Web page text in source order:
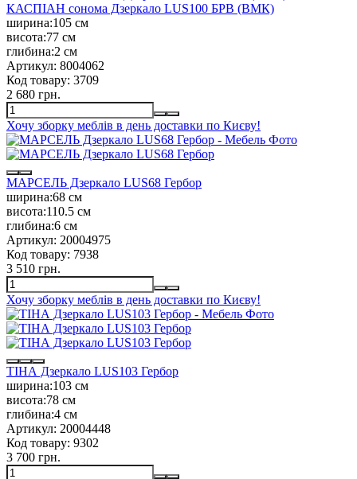
КАСПІАН сонома Дзеркало LUS100 БРВ (ВМК)
ширина:105 см
висота:77 см
глибина:2 см
Артикул: 8004062
Код товару: 3709
2 680 грн.
Хочу зборку меблів в день доставки по Києву!
МАРСЕЛЬ Дзеркало LUS68 Гербор
ширина:68 см
висота:110.5 см
глибина:6 см
Артикул: 20004975
Код товару: 7938
3 510 грн.
Хочу зборку меблів в день доставки по Києву!
ТІНА Дзеркало LUS103 Гербор
ширина:103 см
висота:78 см
глибина:4 см
Артикул: 20004448
Код товару: 9302
3 700 грн.